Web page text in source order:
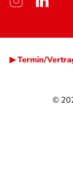
©
▶ Termin/